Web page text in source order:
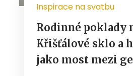
Inspirace na svatbu
Rodinné poklady
Křišťálové sklo a
jako most mezi